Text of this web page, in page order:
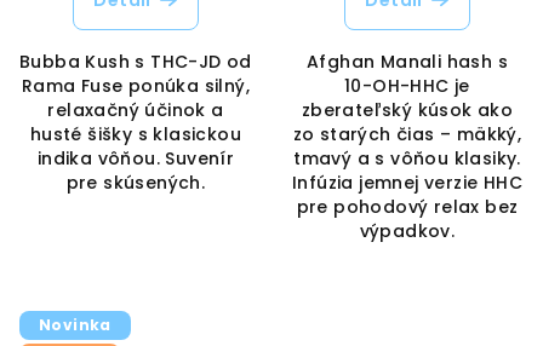
Bubba Kush s THC-JD od
Rama Fuse ponúka silný,
relaxačný účinok a
husté šišky s klasickou
indika vôňou. Suvenír
pre skúsených.
Afghan Manali hash s
10-OH-HHC je
zberateľský kúsok ako
zo starých čias – mäkký,
tmavý a s vôňou klasiky.
Infúzia jemnej verzie HHC
pre pohodový relax bez
výpadkov.
Novinka